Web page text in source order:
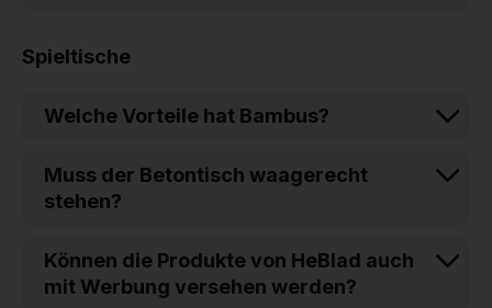
Spieltische
Welche Vorteile hat Bambus?
Muss der Betontisch waagerecht
stehen?
Können die Produkte von HeBlad auch
mit Werbung versehen werden?